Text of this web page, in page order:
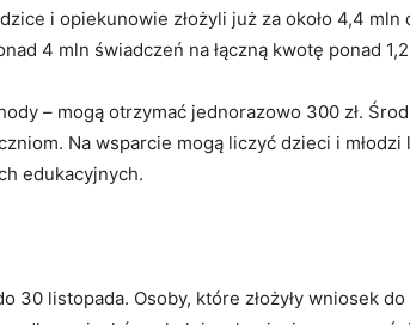
i opiekunowie złożyli już za około 4,4
4 mln świadczeń na łączną kwotę ponad
– mogą otrzymać jednorazowo 300 zł.
Na wsparcie mogą liczyć dzieci i
edukacyjnych.
30 listopada. Osoby, które złożyły wniosek